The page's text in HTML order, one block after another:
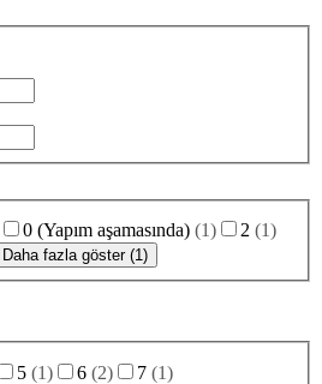
0 (Yapım aşamasında) (1) 2 (1)
Daha fazla göster (1)
5 (1) 6 (2) 7 (1)